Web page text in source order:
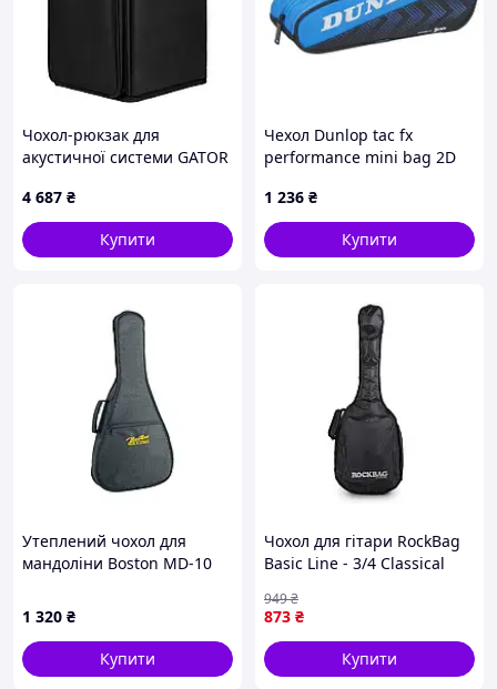
Чохол-рюкзак для
акустичної системи GATOR
Universal Speaker
Transporter Backpack
4 687 ₴
Купити
Чехол Dunlop tac fx
performance mini bag 2D
1 236 ₴
Купити
Утеплений чохол для
мандоліни Boston MD-10
1 320 ₴
Купити
Чохол для гітари RockBag
Basic Line - 3/4 Classical
— Доступний
873 ₴
949₴
Купити